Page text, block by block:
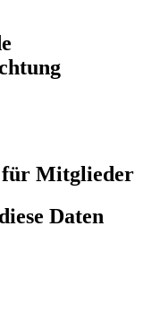
für Mitglieder
Daten